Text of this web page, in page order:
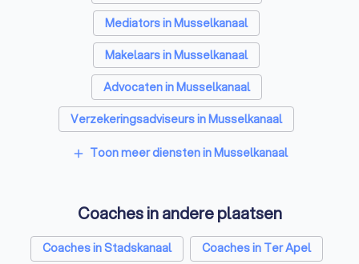
Mediators in Musselkanaal
Makelaars in Musselkanaal
Advocaten in Musselkanaal
Verzekeringsadviseurs in Musselkanaal
Financieel adviseurs in Musselkanaal
Relatietherapeuten in Musselkanaal
Psychologen in Musselkanaal
add Toon meer diensten in Musselkanaal
Coaches in andere plaatsen
Coaches in Stadskanaal
Coaches in Ter Apel